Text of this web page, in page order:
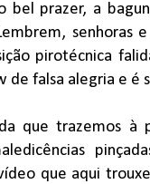
bel prazer, a
senhoras
pirotécnica
de falsa alegria e é
que trazemos à
que aqui